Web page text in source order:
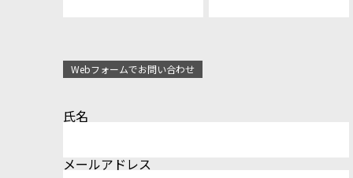
Webフォームでお問い合わせ
氏名
メールアドレス